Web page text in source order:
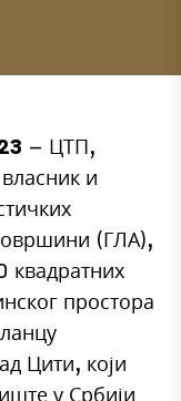
– ЦТП,
и
(ГЛА),
квадратних
простора
Цити, који
у Србији